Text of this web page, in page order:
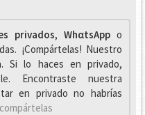
privados, WhαtsAppo
¡Compártelas! Nuestro
Si lo haces en privado,
Encontraste nuestra
en privado no habrías